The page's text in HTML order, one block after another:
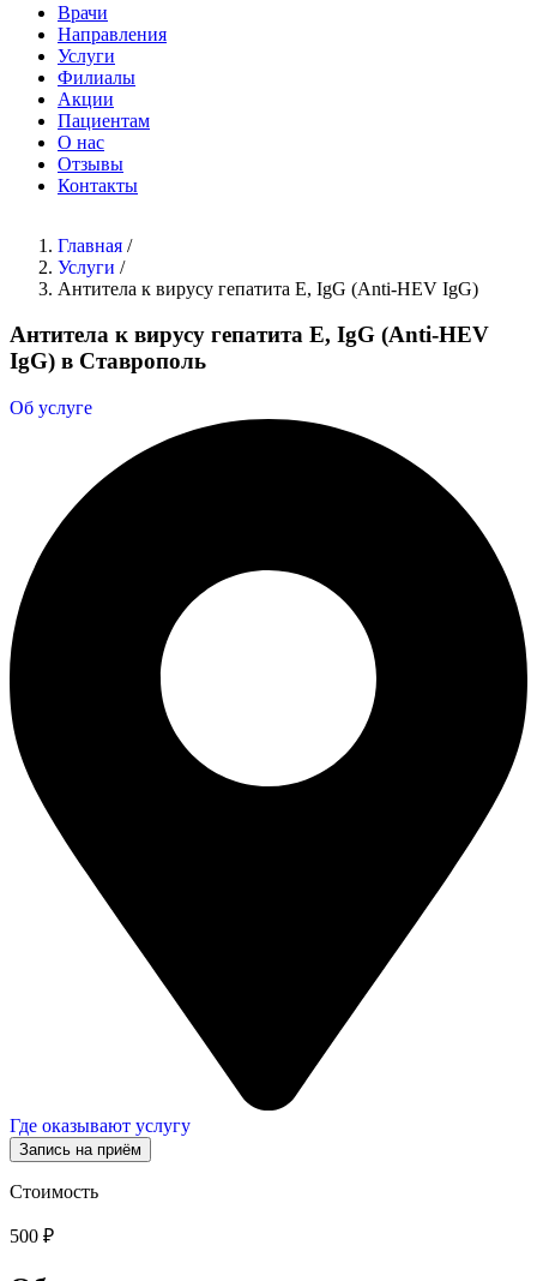
Врачи
Направления
Услуги
Филиалы
Акции
Пациентам
О нас
Отзывы
Контакты
Главная /
Услуги /
Антитела к вирусу гепатита E, IgG (Anti-HEV IgG)
Антитела к вирусу гепатита E, IgG (Anti-HEV
IgG) в Ставрополь
Об услуге
Где оказывают услугу
Запись на приём
Стоимость
500 ₽